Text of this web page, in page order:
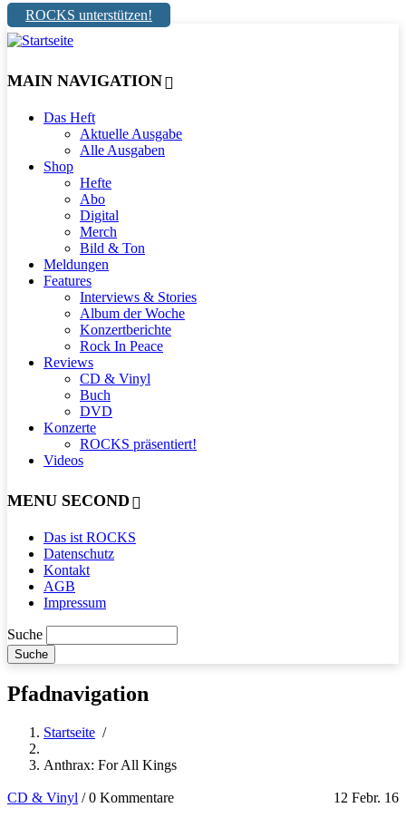
ROCKS unterstützen!
MAIN NAVIGATION
Das Heft
Aktuelle Ausgabe
Alle Ausgaben
Shop
Hefte
Abo
Digital
Merch
Bild & Ton
Meldungen
Features
Interviews & Stories
Album der Woche
Konzertberichte
Rock In Peace
Reviews
CD & Vinyl
Buch
DVD
Konzerte
ROCKS präsentiert!
Videos
MENU SECOND
Das ist ROCKS
Datenschutz
Kontakt
AGB
Impressum
Suche
Pfadnavigation
Startseite /
Anthrax: For All Kings
CD & Vinyl 12 Febr. 16
/0 Kommentare